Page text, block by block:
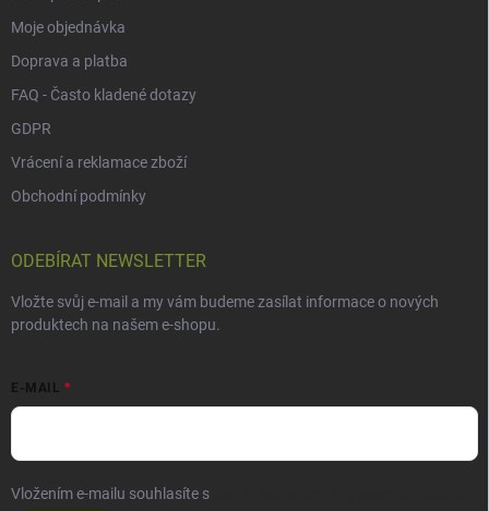
Moje objednávka
Doprava a platba
FAQ - Často kladené dotazy
GDPR
Vrácení a reklamace zboží
Obchodní podmínky
ODEBÍRAT NEWSLETTER
Vložte svůj e-mail a my vám budeme zasílat informace o nových
produktech na našem e-shopu.
E-MAIL
Vložením e-mailu souhlasíte s